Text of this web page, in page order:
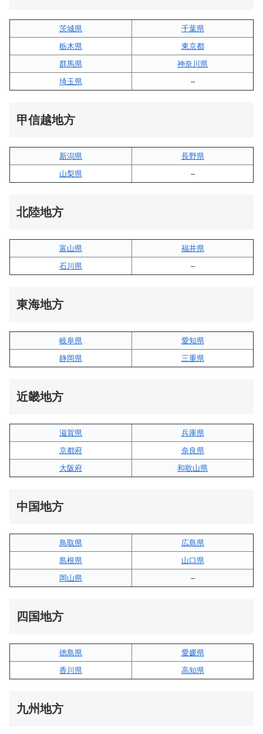
茨城県
千葉県
栃木県
東京都
群馬県
神奈川県
埼玉県
–
甲信越地方
新潟県
長野県
山梨県
–
北陸地方
富山県
福井県
石川県
–
東海地方
岐阜県
愛知県
静岡県
三重県
近畿地方
滋賀県
兵庫県
京都府
奈良県
大阪府
和歌山県
中国地方
鳥取県
広島県
島根県
山口県
岡山県
–
四国地方
徳島県
愛媛県
香川県
高知県
九州地方